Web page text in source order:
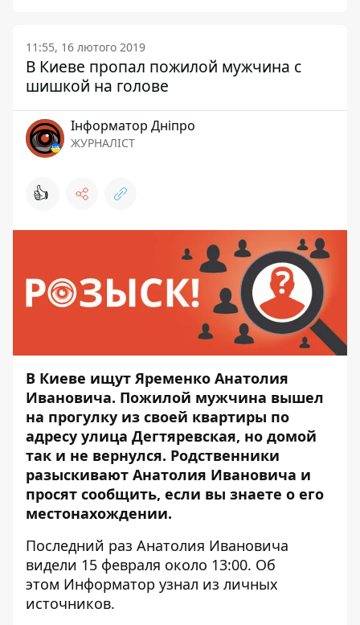
11:55, 16 лютого 2019
В Киеве пропал пожилой мужчина с
шишкой на голове
Інформатор Дніпро
ЖУРНАЛІСТ
👍
В Киеве ищут Яременко Анатолия
Ивановича. Пожилой мужчина вышел
на прогулку из своей квартиры по
адресу улица Дегтяревская, но домой
так и не вернулся. Родственники
разыскивают Анатолия Ивановича и
просят сообщить, если вы знаете о его
местонахождении.
Последний раз Анатолия Ивановича
видели 15 февраля около 13:00. Об
этом Информатор узнал из личных
источников.